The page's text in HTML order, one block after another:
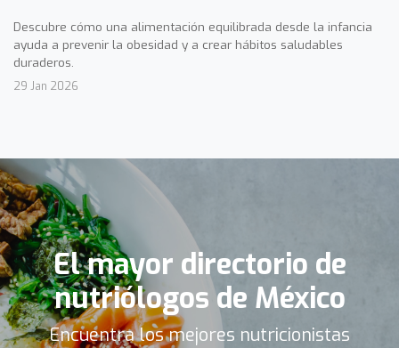
Descubre cómo una alimentación equilibrada desde la infancia
ayuda a prevenir la obesidad y a crear hábitos saludables
duraderos.
29 Jan 2026
El mayor directorio de
nutriólogos de México
Encuentra los mejores nutricionistas